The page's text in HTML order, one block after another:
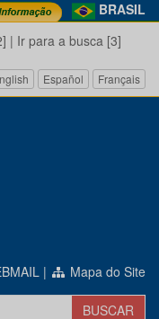
BRASIL
| Ir para a busca [3]
Español Français
| Mapa do Site